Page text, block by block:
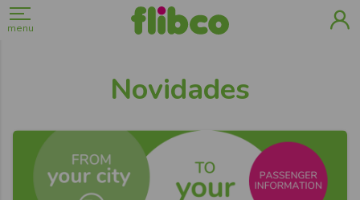
menu
Novidades